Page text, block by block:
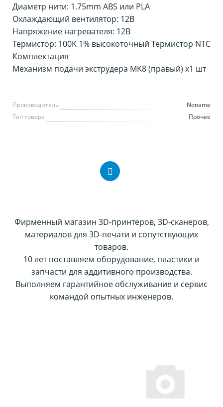
Диаметр нити: 1.75mm ABS или PLA
Охлаждающий вентилятор: 12В
Напряжение нагревателя: 12В
Термистор: 100K 1% высокоточный Термистор NTC
Комплектация
Механизм подачи экструдера MK8 (правый) x1 шт
Производитель
Noname
Тип товара
Прочее
Фирменный магазин 3D-принтеров, 3D-сканеров,
материалов для 3D-печати и сопутствующих
товаров.
10 лет поставляем оборудование, пластики и
запчасти для аддитивного производства.
Выполняем гарантийное обслуживание и сервис
командой опытных инженеров.